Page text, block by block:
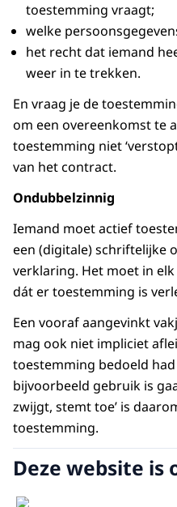
toestemming vraagt;
welke
het recht dat iemand
weer in te trekken.
En vraag je de
om een overeenkomst te
toestemming niet
van het contract.
Ondubbelzinnig
Iemand moet actief
een (digitale) schriftelijke
verklaring. Het moet in
dát er toestemming is
Een vooraf aangevinkt
mag ook niet impliciet
toestemming bedoeld
bijvoorbeeld gebruik is
zwijgt, stemt toe’ is
toestemming.
Deze website is